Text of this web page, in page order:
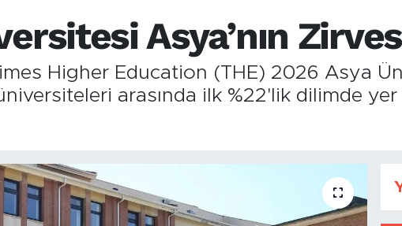
Asya’nın
Higher Education (THE) 2026 Asya
arasında ilk %22'lik dilimde